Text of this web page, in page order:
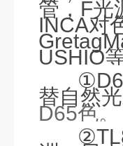
管， F光
INCA对
USHIO
①
替自然
D65色。
②